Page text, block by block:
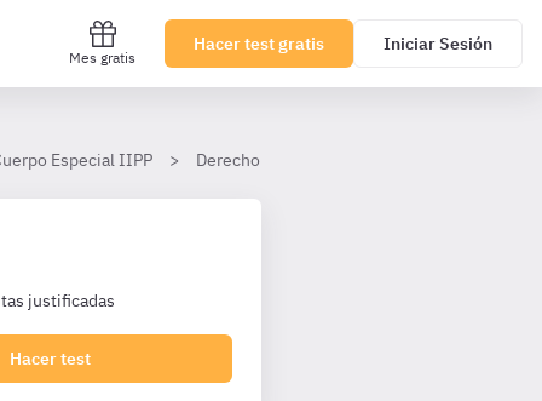
Mes gratis
Hacer test gratis Iniciar Sesión
Especial IIPP Derecho Administrativo
justificadas
Hacer test